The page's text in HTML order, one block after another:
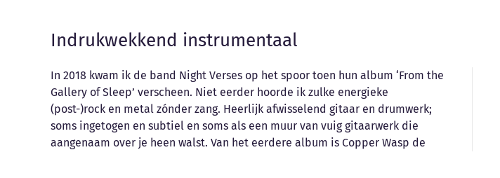
Indrukwekkend instrumentaal
In 2018 kwam ik de band Night Verses op het spoor toen hun album ‘From the
Gallery of Sleep’ verscheen. Niet eerder hoorde ik zulke energieke
(post-)rock en metal zónder zang. Heerlijk afwisselend gitaar en drumwerk;
soms ingetogen en subtiel en soms als een muur van vuig gitaarwerk die
aangenaam over je heen walst. Van het eerdere album is Copper Wasp de
perfecte single en van ‘dubbel EP’ Every Sound Has a Color in the Valley of
Night is dat overduidelijk Arrival. Wát een nummer. Niet voor niets noemde